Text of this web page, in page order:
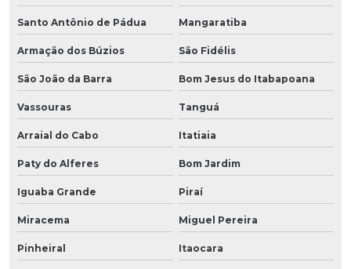
Santo Antônio de Pádua Mangaratiba
Armação dos Búzios São Fidélis
São João da Barra Bom Jesus do Itabapoana
Vassouras Tanguá
Arraial do Cabo Itatiaia
Paty do Alferes Bom Jardim
Iguaba Grande Piraí
Miracema Miguel Pereira
Pinheiral Itaocara